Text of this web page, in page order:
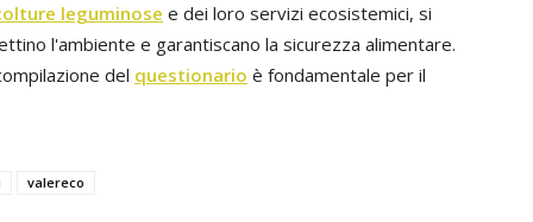
leguminose e dei loro servizi ecosistemici, si
l'ambiente e garantiscano la sicurezza alimentare.
del questionario è fondamentale per il
valereco